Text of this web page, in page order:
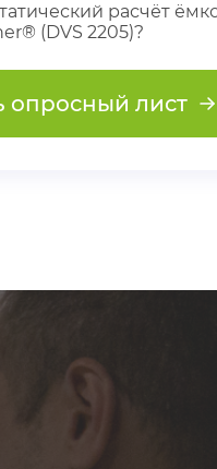
расчёт
(DVS 2205)?
опросный лист